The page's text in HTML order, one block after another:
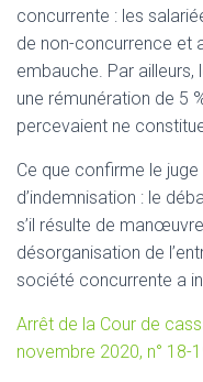
concurrente : les
de non-concurrence et
embauche. Par
une rémunération de 5
percevaient ne
Ce que confirme le
d’indemnisation : le
s’il résulte de
désorganisation de
société concurrente a
Arrêt de la Cour de
novembre 2020, n° 18-